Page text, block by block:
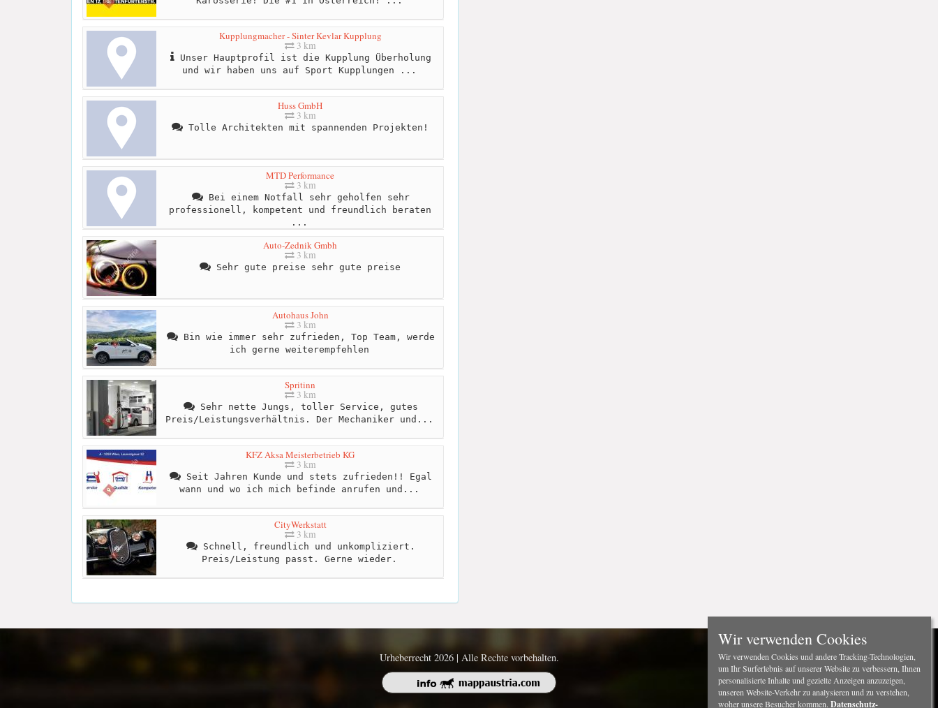
Kupplungmacher - Sinter Kevlar Kupplung
3 km
Unser Hauptprofil ist die Kupplung Überholung
und wir haben uns auf Sport Kupplungen ...
Huss GmbH
3 km
Tolle Architekten mit spannenden Projekten!
MTD Performance
3 km
Bei einem Notfall sehr geholfen sehr
professionell, kompetent und freundlich beraten
...
Auto-Zednik Gmbh
3 km
Sehr gute preise sehr gute preise
Autohaus John
3 km
Bin wie immer sehr zufrieden, Top Team, werde
ich gerne weiterempfehlen
Spritinn
3 km
Sehr nette Jungs, toller Service, gutes
Preis/Leistungsverhältnis. Der Mechaniker und...
KFZ Aksa Meisterbetrieb KG
3 km
Seit Jahren Kunde und stets zufrieden!! Egal
wann und wo ich mich befinde anrufen und...
CityWerkstatt
3 km
Schnell, freundlich und unkompliziert.
Preis/Leistung passt. Gerne wieder.
Urheberrecht 2026 | Alle Rechte vorbehalten.
Wir verwenden Cookies
Wir verwenden Cookies und andere Tracking-Technologien,
um Ihr Surferlebnis auf unserer Website zu verbessern, Ihnen
personalisierte Inhalte und gezielte Anzeigen anzuzeigen,
unseren Website-Verkehr zu analysieren und zu verstehen,
woher unsere Besucher kommen. Datenschutz-